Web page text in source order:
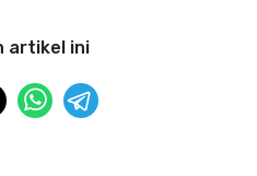
artikel ini